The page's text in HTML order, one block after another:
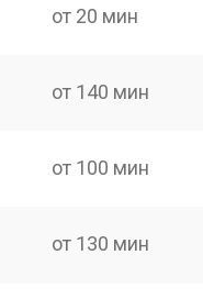
от 20 мин
от 140 мин
от 100 мин
от 130 мин